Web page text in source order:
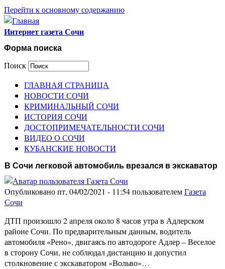
Перейти к основному содержанию
Интернет газета Сочи
Форма поиска
Поиск
ГЛАВНАЯ СТРАНИЦА
НОВОСТИ СОЧИ
КРИМИНАЛЬНЫЙ СОЧИ
ИСТОРИЯ СОЧИ
ДОСТОПРИМЕЧАТЕЛЬНОСТИ СОЧИ
ВИДЕО О СОЧИ
КУБАНСКИЕ НОВОСТИ
В Сочи легковой автомобиль врезался в экскаватор
Опубликовано пт, 04/02/2021 - 11:54 пользователемГазета
Сочи
ДТП произошло 2 апреля около 8 часов утра в Адлерском
районе Сочи. По предварительным данным, водитель
автомобиля «Рено», двигаясь по автодороге Адлер – Веселое
в сторону Сочи, не соблюдал дистанцию и допустил
столкновение с экскаватором «Вольво»…